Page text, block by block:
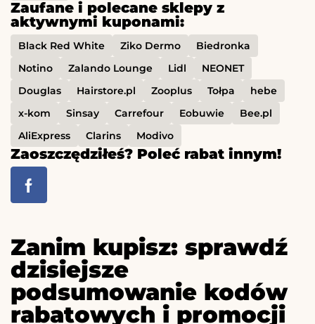
Zaufane i polecane sklepy z
aktywnymi kuponami:
Black Red White Ziko Dermo
Biedronka
Notino
Zalando Lounge Lidl
NEONET
Douglas
Hairstore.pl Zooplus Tołpa
hebe
x-kom
Sinsay Carrefour Eobuwie
Bee.pl
AliExpress
Clarins Modivo
Zaoszczędziłeś? Poleć rabat innym!
Zanim kupisz: sprawdź
dzisiejsze
podsumowanie kodów
rabatowych i promocji